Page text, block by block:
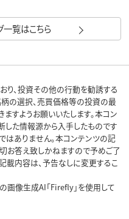
一覧はこちら
り、投資その他の行動を勧誘する
柄の選択、売買価格等の投資の最
すようお願いいたします。本コン
した情報源から入手したものです
はありません。本コンテンツの記
お答え致しかねますので予めご了
載内容は、予告なしに変更するこ
画像生成AI「Firefly」を使用して